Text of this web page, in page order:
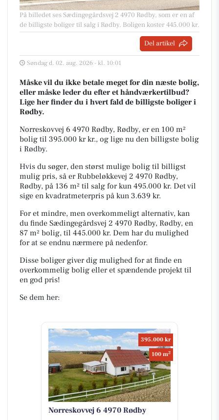
På billedet ses Sædingegårdsvej 2 4970 Rødby, som er en af
de billigste boliger til salg i Rødby. Boligen koster 445.000 kr.
Del artikel
Søndag d. 02. aug. 2026 - kl. 10:01
Måske vil du ikke betale meget for din næste bolig,
eller måske leder du efter et håndværkertilbud?
Lige her finder du i hvert fald de billigste boliger i
Rødby.
Norreskovvej 6 4970 Rødby, Rødby, er en 100 m²
bolig til 395.000 kr kr., og lige nu den billigste bolig
i Rødby.
Hvis du søger, den størst mulige bolig til billigst
mulig pris, så er Rubbeløkkevej 2 4970 Rødby,
Rødby, på 136 m² til salg for kun 495.000 kr. Det vil
sige en kvadratmeterpris på kun 3.639 kr.
For et mindre, men overkommeligt alternativ, kan
du finde Sædingegårdsvej 2 4970 Rødby, Rødby, en
87 m² bolig, til 445.000 kr. Dem har du mulighed
for at se endnu nærmere på nedenfor.
Disse boliger giver dig mulighed for at finde en
overkommelig bolig eller et spændende projekt til
en god pris!
Se dem her:
395.000 kr
100 m2
Norreskovvej 6 4970 Rødby